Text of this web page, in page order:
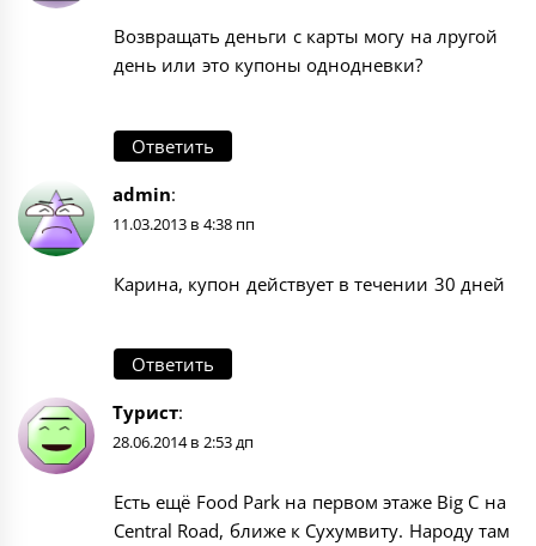
Возвращать деньги с карты могу на лругой
день или это купоны однодневки?
Ответить
admin:
11.03.2013 в 4:38 пп
Карина, купон действует в течении 30 дней
Ответить
Турист:
28.06.2014 в 2:53 дп
Есть ещё Food Park на первом этаже Big C на
Central Road, ближе к Сухумвиту. Народу там